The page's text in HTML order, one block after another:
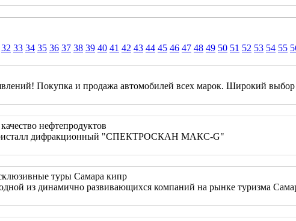
32 33 34 35 36 37 38 39 40 41 42 43 44 45 46 47 48 49 50 51 52 53 54 55
Покупка и продажа автомобилей всех марок. Широкий
нефтепродуктов
дифракционный "СПЕКТРОСКАН МАКС-G"
туры Самара кипр
из динамично развивающихся компаний на рынке туризма